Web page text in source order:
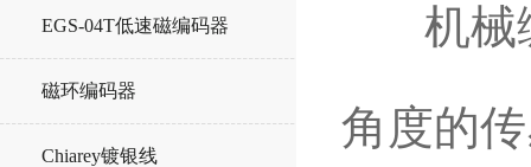
EGS-04T低速磁编码器
磁环编码器
Chiarey镀银线
机械编
角度的